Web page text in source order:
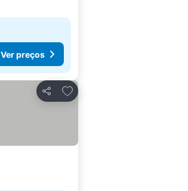
Ver preços
Partilhar
Adicionar aos favoritos